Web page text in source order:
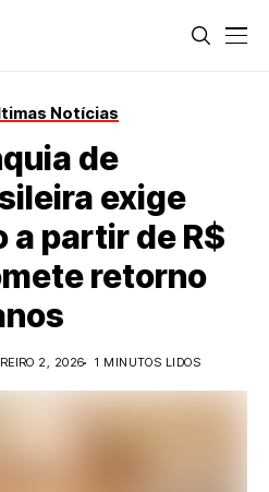
Notícias
de
exige
partir de R$
retorno
2, 2026
1 MINUTOS LIDOS